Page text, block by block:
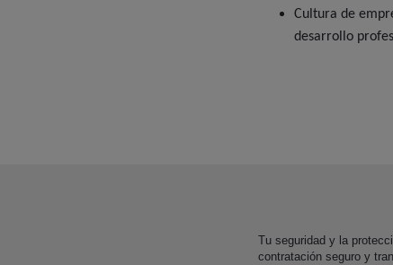
Cultura de
desarrollo
Tu seguridad y la
contratación seguro y